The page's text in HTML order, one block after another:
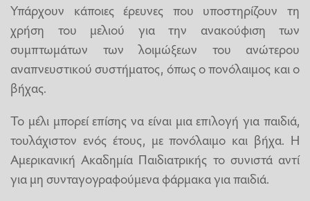
Υπάρχουν κάποιες έρευνες που υποστηρίζουν τη
χρήση του μελιού για την ανακούφιση των
συμπτωμάτων των λοιμώξεων του ανώτερου
αναπνευστικού συστήματος, όπως ο πονόλαιμος και ο
βήχας.
Το μέλι μπορεί επίσης να είναι μια επιλογή για παιδιά,
τουλάχιστον ενός έτους, με πονόλαιμο και βήχα. Η
Αμερικανική Ακαδημία Παιδιατρικής το συνιστά αντί
για μη συνταγογραφούμενα φάρμακα για παιδιά.